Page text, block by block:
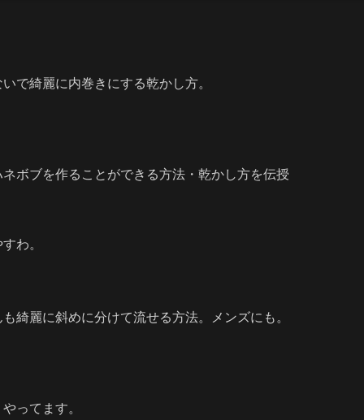
で綺麗に内巻きにする乾かし方。
ボブを作ることができる方法・乾かし方を伝授
わ。
綺麗に斜めに分けて流せる方法。メンズにも。
ってます。